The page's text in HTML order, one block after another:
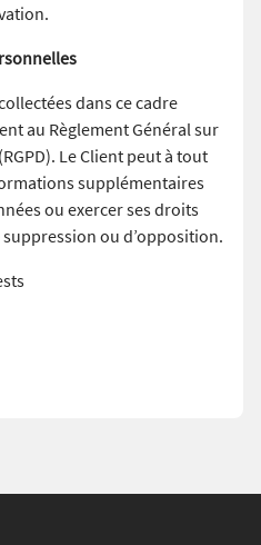
dans ce cadre
au Règlement Général sur
Le Client peut à tout
supplémentaires
ou exercer ses droits
ou d’opposition.